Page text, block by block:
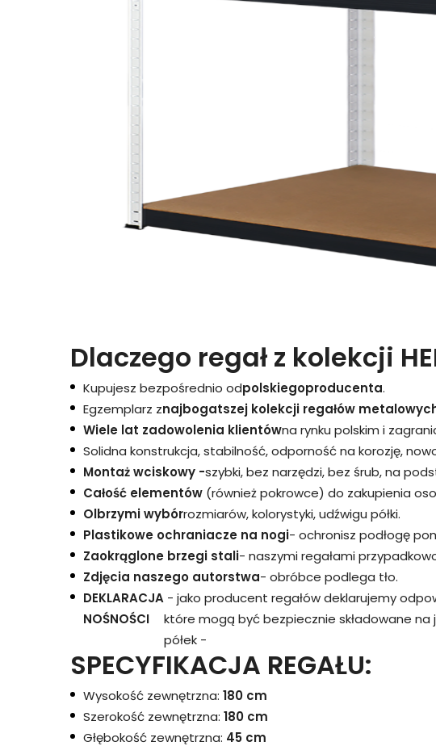
Dlaczego regał z kolekcji
Kupujesz bezpośrednio odpolskiegoproducenta.
Egzemplarz znajbogatszej kolekcji regałów
Wiele lat zadowolenia klientówna rynku polskim i
Solidna konstrukcja, stabilność, odporność na korozję,
Montaż wciskowy -szybki, bez narzędzi, bez śrub, na
Całość elementów (również pokrowce) do zakupienia
Olbrzymi wybórrozmiarów, kolorystyki, udźwigu półki.
Plastikowe ochraniacze na nogi- ochronisz podłogę
Zaokrąglone brzegi stali- naszymi regałami
Zdjęcia naszego autorstwa- obróbce podlega tło.
DEKLARACJA
NOŚNOŚCI
- jako producent regałów deklarujemy
które mogą być bezpiecznie składowane
półek -
SPECYFIKACJA REGAŁU:
Wysokość zewnętrzna: 180 cm
Szerokość zewnętrzna: 180 cm
Głębokość zewnętrzna: 45 cm